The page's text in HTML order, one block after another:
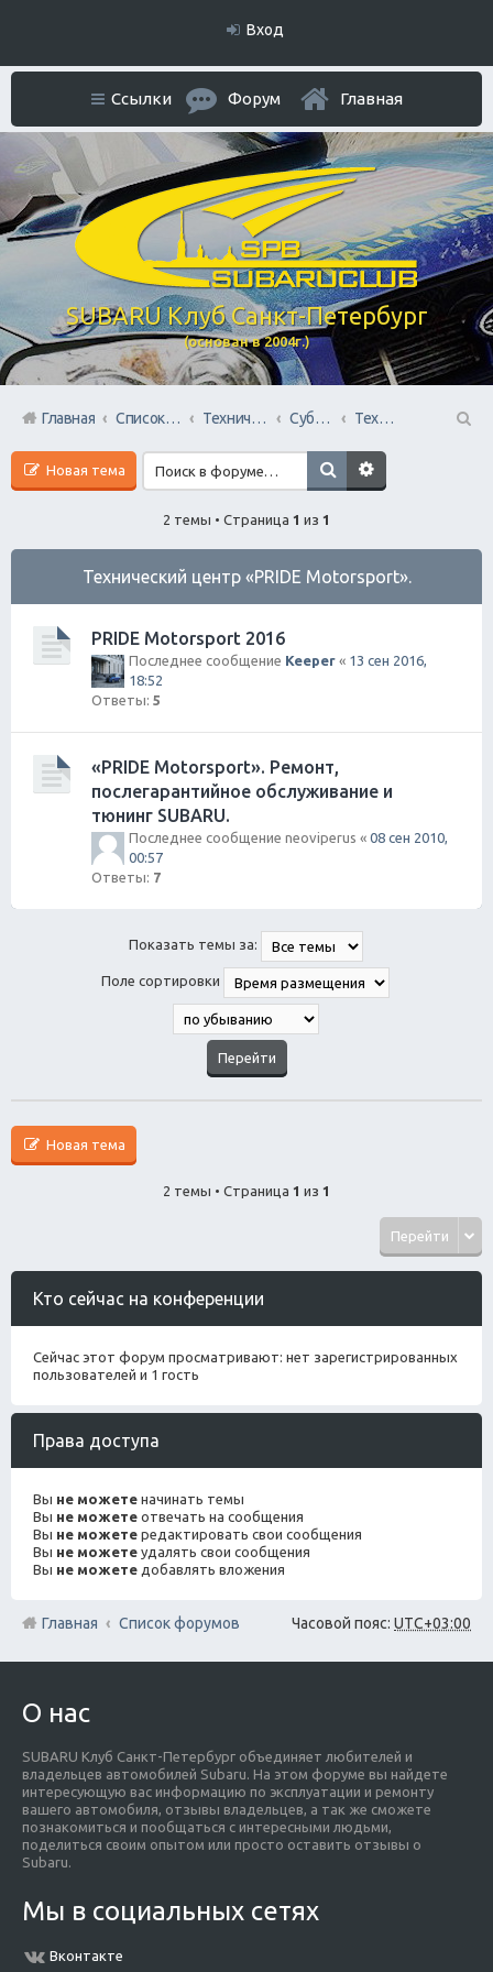
Вход
SUBARU Клуб Санкт-Петербург
(основан в 2004г.)
Ссылки Форум Главная
Главная Список форумов Технический раздел Субару Cервисы Санкт-Петербурга
Технический центр «PRIDE Motorsport».
Новая тема
2 темы • Страница 1 из 1
Технический центр «PRIDE Motorsport».
PRIDE Motorsport 2016
Последнее сообщение Keeper « 13 сен 2016,
18:52
Ответы: 5
«PRIDE Motorsport». Ремонт,
послегарантийное обслуживание и
тюнинг SUBARU.
Последнее сообщение neoviperus « 08 сен 2010,
00:57
Ответы: 7
Показать темы за:
Поле сортировки
Новая тема
2 темы • Страница 1 из 1
Перейти
Кто сейчас на конференции
Сейчас этот форум просматривают: нет зарегистрированных
пользователей и 1 гость
Права доступа
Вы не можете начинать темы
Вы не можете отвечать на сообщения
Вы не можете редактировать свои сообщения
Вы не можете удалять свои сообщения
Вы не можете добавлять вложения
Часовой пояс: UTC+03:00
Главная Список форумов
О нас
SUBARU Клуб Санкт-Петербург объединяет любителей и
владельцев автомобилей Subaru. На этом форуме вы найдете
интересующую вас информацию по эксплуатации и ремонту
вашего автомобиля, отзывы владельцев, а так же сможете
познакомиться и пообщаться с интересными людьми,
поделиться своим опытом или просто оставить отзывы о
Subaru.
Мы в социальных сетях
Вконтакте